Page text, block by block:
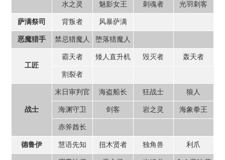
水之灵 魅影女王 刺魂者 光羽刺客
萨满祭司 背叛者 风暴萨满
恶魔猎手 禁忌猎魔人 堕落猎魔人
工匠
霸天者 矮人直升机 毁灭者 轰天者
割裂者
战士
末日审判官 海盗船长 狂战士 狼人
海渊守卫 剑客 岩之灵 海象拳王
赤斧酋长
德鲁伊 慧语先知 扭木贤者 独角兽 利爪